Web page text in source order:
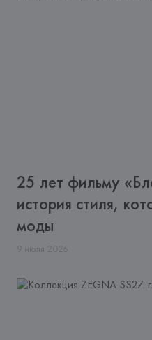
25 лет фильму
история стиля,
моды
июля 2026